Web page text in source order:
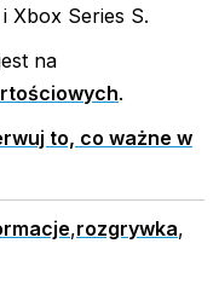
Xbox Series S.
na
.
to, co ważne w
,rozgrywka,